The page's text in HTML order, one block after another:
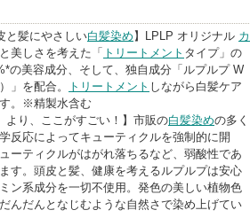
と髪にやさしい白髪染め 】LPLP オリジナル カ
美しさを考えた「 トリートメント タイプ」の
の美容成分、そして、独自成分「ルプルプ W
」を配合。
トリートメント しながら白髪ケア
。※精製水含む
より、ここがすごい！】市販の白髪染めの多く
反応によってキューティクルを強制的に開
ーティクルがはがれ落ちるなど、弱酸性であ
す。頭皮と髪、健康を考えるルプルプは安心
ン系成分を一切不使用。発色の美しい植物色
んだんとなじむような自然さで染め上げてい